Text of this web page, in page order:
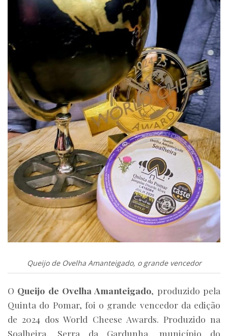
Queijo de Ovelha Amanteigado, o grande vencedor
O Queijo de Ovelha Amanteigado, produzido pela
Quinta do Pomar, foi o grande vencedor da edição
de 2024 dos World Cheese Awards. Produzido na
Soalheira, Serra da Gardunha, município do